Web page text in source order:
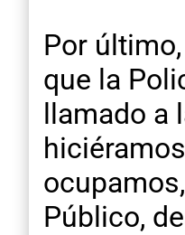
Por
que la
llamado a
Público,